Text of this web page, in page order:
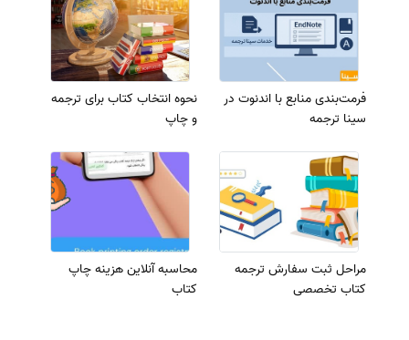
فرمت‌بندی منابع با اندنوت در
سینا ترجمه
نحوه انتخاب کتاب برای ترجمه
و چاپ
مراحل ثبت سفارش ترجمه
کتاب تخصصی
محاسبه آنلاین هزینه چاپ
کتاب